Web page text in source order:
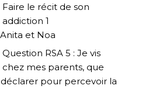
Faire le récit de son
addiction 1
et Noa
Question RSA 5 : Je vis
chez mes parents, que
déclarer pour percevoir la